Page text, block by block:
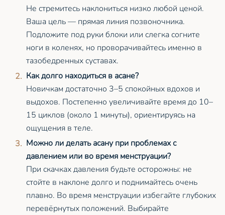
Не стремитесь наклониться низко любой ценой.
Ваша цель — прямая линия позвоночника.
Подложите под руки блоки или слегка согните
ноги в коленях, но проворачивайтесь именно в
тазобедренных суставах.
Как долго находиться в асане?
Новичкам достаточно 3–5 спокойных вдохов и
выдохов. Постепенно увеличивайте время до 10–
15 циклов (около 1 минуты), ориентируясь на
ощущения в теле.
Можно ли делать асану при проблемах с
давлением или во время менструации?
При скачках давления будьте осторожны: не
стойте в наклоне долго и поднимайтесь очень
плавно. Во время менструации избегайте глубоких
перевёрнутых положений. Выбирайте